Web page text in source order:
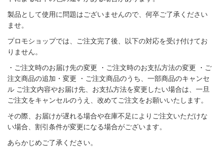
製品として使用に問題はございませんので、何卒ご了承ください
ませ。
プロモショップでは、ご注文完了後、以下の対応を受け付けてお
りません。
・ご注文時のお届け先の変更 ・ご注文時のお支払方法の変更 ・ご
注文商品の追加・変更 ・ご注文商品のうち、一部商品のキャンセ
ル ご注文内容やお届け先、お支払方法を変更したい場合は、一旦
ご注文をキャンセルのうえ、改めてご注文をお願いいたします。
その際、お届けが遅れる場合や在庫不足によりご注文いただけな
い場合、割引条件が変更になる場合がございます。
あらかじめご了承ください。